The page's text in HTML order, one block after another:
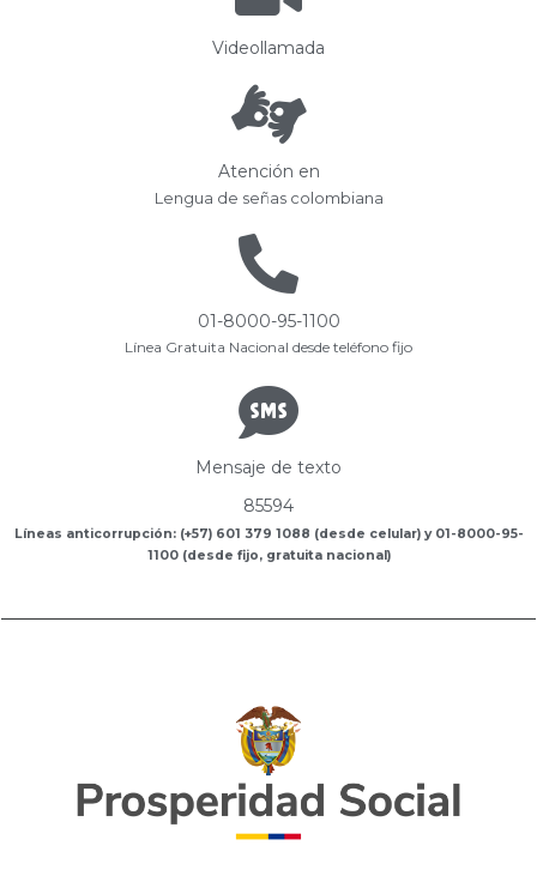
Videollamada
Atención en
Lengua de señas colombiana
01-8000-95-1100
Línea Gratuita Nacional desde teléfono fijo
Mensaje de texto
85594
Líneas anticorrupción: (+57) 601 379 1088 (desde celular) y 01-8000-95-
1100 (desde fijo, gratuita nacional)